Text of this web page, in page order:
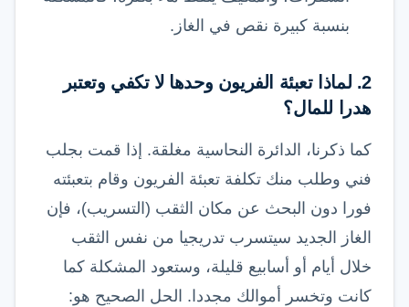
بنسبة كبيرة نقص في الغاز.
2. لماذا تعبئة الفريون وحدها لا تكفي وتعتبر
هدرا للمال؟
كما ذكرنا، الدائرة النحاسية مغلقة. إذا قمت بجلب
فني وطلب منك تكلفة تعبئة الفريون وقام بتعبئته
فورا دون البحث عن مكان الثقب (التسريب)، فإن
الغاز الجديد سيتسرب تدريجيا من نفس الثقب
خلال أيام أو أسابيع قليلة، وستعود المشكلة كما
كانت وتخسر أموالك مجددا. الحل الصحيح هو: